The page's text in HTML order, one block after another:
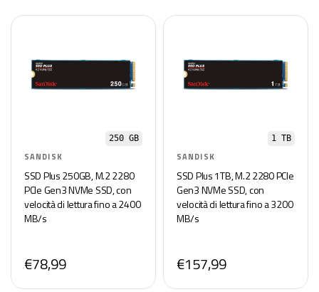
250 GB
SANDISK
SSD Plus 250GB, M.2 2280
PCIe Gen3 NVMe SSD, con
velocità di lettura fino a 2400
MB/s
€78,99
1 TB
SANDISK
SSD Plus 1TB, M.2 2280 PCIe
Gen3 NVMe SSD, con
velocità di lettura fino a 3200
MB/s
€157,99